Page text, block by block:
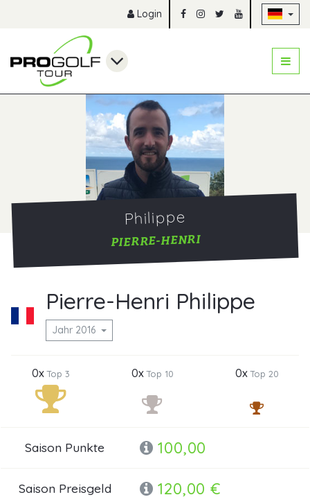
Login
Philippe
PIERRE-HENRI
Pierre-Henri Philippe
Jahr 2016
0xTop 3 0xTop 10 0xTop 20
Saison Punkte 100,00
Saison Preisgeld 120,00 €